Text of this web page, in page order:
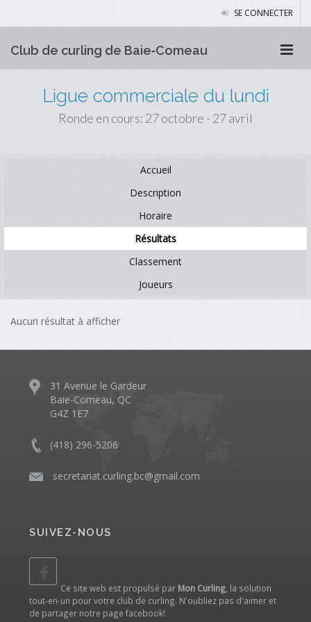
SE CONNECTER
Club de curling de Baie‑Comeau
Ligue commerciale du lundi
Ronde en cours: 27 octobre - 27 avril
Accueil
Description
Horaire
Résultats
Classement
Joueurs
Aucun résultat à afficher
31 Avenue le Gardeur
Baie-Comeau, QC
G4Z 1E7
(418) 296-5206
secretariat.curling.bc@gmail.com
SUIVEZ-NOUS
Ce site web est propulsé par Mon Curling, la solution
tout-en-un pour votre club de curling. N'oubliez pas d'aimer et
de partager notre page facebook!